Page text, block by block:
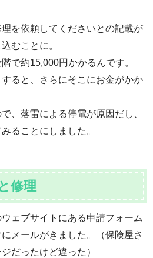
を依頼してくださいとの記載が
むことに。
で約15,000円かかるんです。
ると、さらにそこにお金がかか
、落雷による停電が原因だし、
ることにしました。
修理
ェブサイトにある申請フォーム
メールがきました。（保険屋さ
だったけど違った）